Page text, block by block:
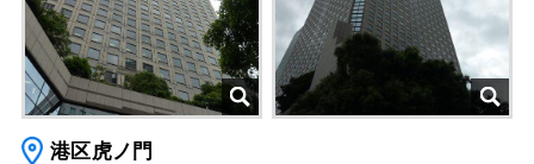
港区虎ノ門